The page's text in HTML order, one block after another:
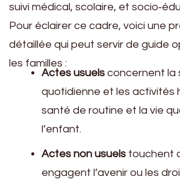
suivi médical, scolaire, et
Pour éclairer ce cadre, voici une
détaillée qui peut servir de guide
les familles :
Actes usuels concernent la
quotidienne et les activités
santé de routine et la vie
l’enfant.
Actes non usuels touchent
engagent l’avenir ou les